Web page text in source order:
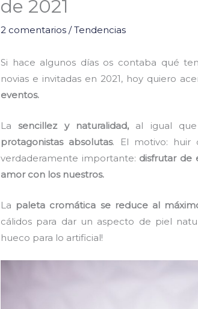
de 2021
2 comentarios /Tendencias
Si hace algunos días os contaba qué
novias e invitadas en 2021, hoy quiero
eventos.
Lasencillez y naturalidad, al igual que
protagonistas absolutas. El motivo: huir
verdaderamente importante: disfrutar de
amor con los nuestros.
La paleta cromática se reduce al
cálidos para dar un aspecto de piel
hueco para lo artificial!